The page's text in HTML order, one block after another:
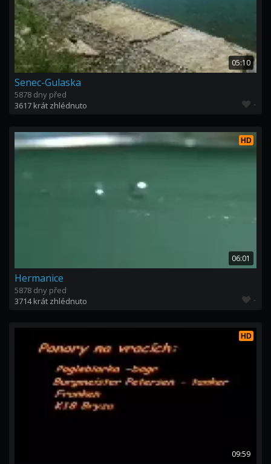
05:10
Senec-Gulaska
5878 dny před
3617 krát zhlédnuto
-
HD
06:01
Hermanice
5878 dny před
3714 krát zhlédnuto
-
HD
09:59